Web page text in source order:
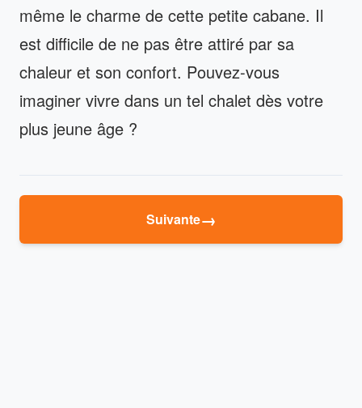
même le charme de cette petite cabane. Il
est difficile de ne pas être attiré par sa
chaleur et son confort. Pouvez-vous
imaginer vivre dans un tel chalet dès votre
plus jeune âge ?
Suivante→